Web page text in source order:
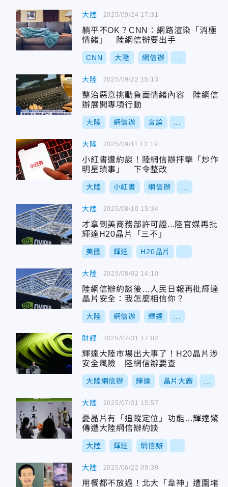
大陸
躺平不OK？CNN：網路渲染「消極
情緒」 陸網信辦要出手
CNN 大陸 網信辦
2025/09/24 17:31
大陸
整治惡意挑動負面情緒內容 陸網信
辦展開專項行動
大陸 網信辦 言論
2025/09/22 15:13
大陸
小紅書遭約談！陸網信辦抨擊「炒作
明星瑣事」 下令整改
大陸 小紅書 網信辦
2025/09/11 13:19
大陸
才拿到美商務部許可證...陸官媒再批
輝達H20晶片「三不」
美國 輝達 H20晶片
2025/08/10 15:34
大陸
陸網信辦約談後…人民日報再批輝達
晶片安全：我怎麼相信你？
大陸 網信辦 輝達
2025/08/02 14:10
財經
輝達大陸市場出大事了！H20晶片涉
安全風險 陸網信辦要查
大陸網信辦 輝達 晶片大廠
2025/07/31 17:02
大陸
憂晶片有「追蹤定位」功能…輝達驚
傳遭大陸網信辦約談
大陸 輝達 網信辦
2025/07/31 15:57
大陸
用餐都不放過！北大「韋神」遭圍堵
2025/06/22 09:39